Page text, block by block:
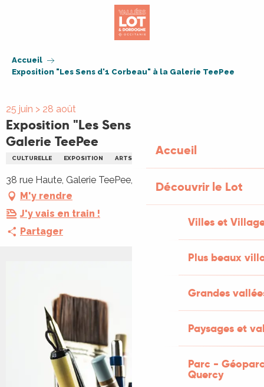
Accueil
Découvrir le Lot
Villes et
Plus beaux
Grandes
Paysages et
Parc -
Quercy
Accueil
Exposition "Les Sens d'1 Corbeau" à la Galerie TeePee
25 juin > 28 août
Exposition "Les Sens d'1 Corbeau" à la
Galerie TeePee
CULTURELLE EXPOSITION ARTS
38 rue Haute, Galerie TeePee, 38 rue Haute, 46340 Salviac
M'y rendre
J'y vais en train !
Partager